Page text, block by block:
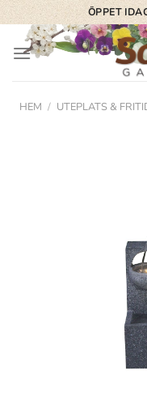
Skip
to
content
ÖPPET
HEM / UTEPLATS &